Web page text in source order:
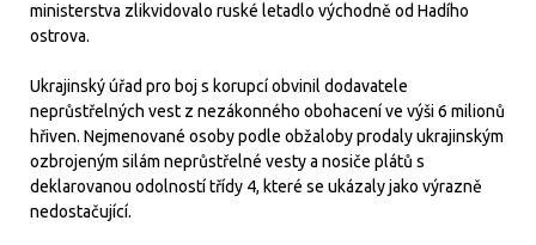
ministerstva zlikvidovalo ruské letadlo východně od Hadího
ostrova.
Ukrajinský úřad pro boj s korupcí obvinil dodavatele
neprůstřelných vest z nezákonného obohacení ve výši 6 milionů
hřiven. Nejmenované osoby podle obžaloby prodaly ukrajinským
ozbrojeným silám neprůstřelné vesty a nosiče plátů s
deklarovanou odolností třídy 4, které se ukázaly jako výrazně
nedostačující.